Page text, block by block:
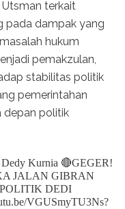
terkait
pada dampak yang
hukum
pemakzulan,
stabilitas politik
pemerintahan
depan politik
Dedy Kurnia 🔴GEGER!
JALAN GIBRAN
DEDI
VGUSmyTU3Ns?